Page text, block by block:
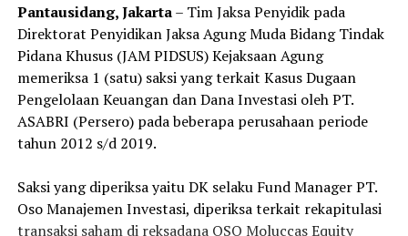
Pantausidang, Jakarta– Tim Jaksa Penyidik pada
Direktorat Penyidikan Jaksa Agung Muda Bidang Tindak
Pidana Khusus (JAM PIDSUS) Kejaksaan Agung
memeriksa 1 (satu) saksi yang terkait Kasus Dugaan
Pengelolaan Keuangan dan Dana Investasi oleh PT.
ASABRI (Persero) pada beberapa perusahaan periode
tahun 2012 s/d 2019.
Saksi yang diperiksa yaitu DK selaku Fund Manager PT.
Oso Manajemen Investasi, diperiksa terkait rekapitulasi
transaksi saham di reksadana OSO Moluccas Equity